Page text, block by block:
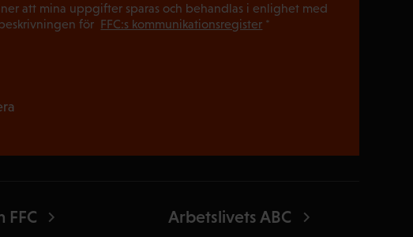
att mina uppgifter sparas och behandlas i enlighet med
för FFC:s kommunikationsregister *
FFC Arbetslivets ABC